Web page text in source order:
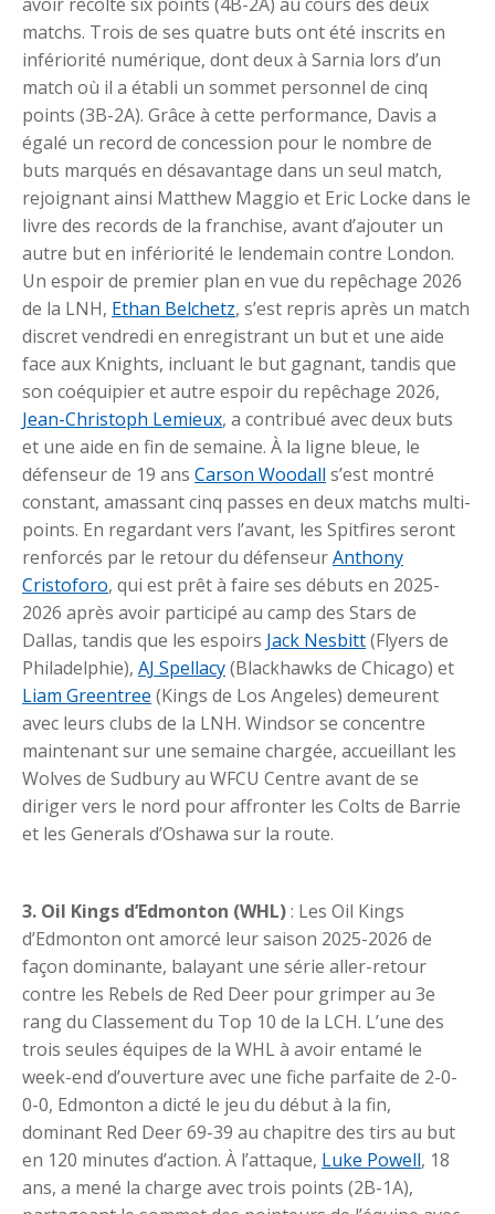
matchs. Trois de ses quatre buts ont été inscrits en
infériorité numérique, dont deux à Sarnia lors d’un
match où il a établi un sommet personnel de cinq
points (3B-2A). Grâce à cette performance, Davis a
égalé un record de concession pour le nombre de
buts marqués en désavantage dans un seul match,
rejoignant ainsi Matthew Maggio et Eric Locke dans le
livre des records de la franchise, avant d’ajouter un
autre but en infériorité le lendemain contre London.
Un espoir de premier plan en vue du repêchage 2026
de la LNH, Ethan Belchetz, s’est repris après un match
discret vendredi en enregistrant un but et une aide
face aux Knights, incluant le but gagnant, tandis que
son coéquipier et autre espoir du repêchage 2026,
Jean-Christoph Lemieux, a contribué avec deux buts
et une aide en fin de semaine. À la ligne bleue, le
défenseur de 19 ans Carson Woodall s’est montré
constant, amassant cinq passes en deux matchs multi-
points. En regardant vers l’avant, les Spitfires seront
renforcés par le retour du défenseurAnthony
Cristoforo, qui est prêt à faire ses débuts en 2025-
2026 après avoir participé au camp des Stars de
Dallas, tandis que les espoirs Jack Nesbitt(Flyers de
Philadelphie), AJ Spellacy(Blackhawks de Chicago) et
Liam Greentree (Kings de Los Angeles) demeurent
avec leurs clubs de la LNH. Windsor se concentre
maintenant sur une semaine chargée, accueillant les
Wolves de Sudbury au WFCU Centre avant de se
diriger vers le nord pour affronter les Colts de Barrie
et les Generals d’Oshawa sur la route.
3. Oil Kings d’Edmonton (WHL): Les Oil Kings
d’Edmonton ont amorcé leur saison 2025-2026 de
façon dominante, balayant une série aller-retour
contre les Rebels de Red Deer pour grimper au 3e
rang du Classement du Top 10 de la LCH. L’une des
trois seules équipes de la WHL à avoir entamé le
week-end d’ouverture avec une fiche parfaite de 2-0-
0-0, Edmonton a dicté le jeu du début à la fin,
dominant Red Deer 69-39 au chapitre des tirs au but
en 120 minutes d’action. À l’attaque, Luke Powell, 18
ans, a mené la charge avec trois points (2B-1A),